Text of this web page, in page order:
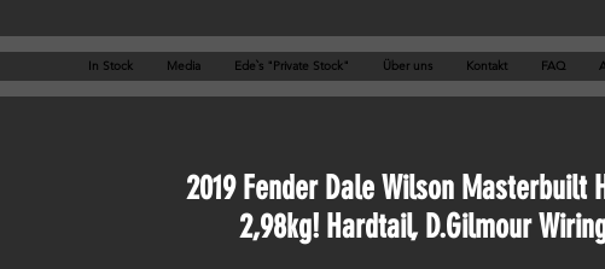
In Stock Media Ede`s "Private Stock" Über uns Kontakt FAQ
2019 Fender Dale Wilson Masterbuilt
2,98kg! Hardtail, D.Gilmour